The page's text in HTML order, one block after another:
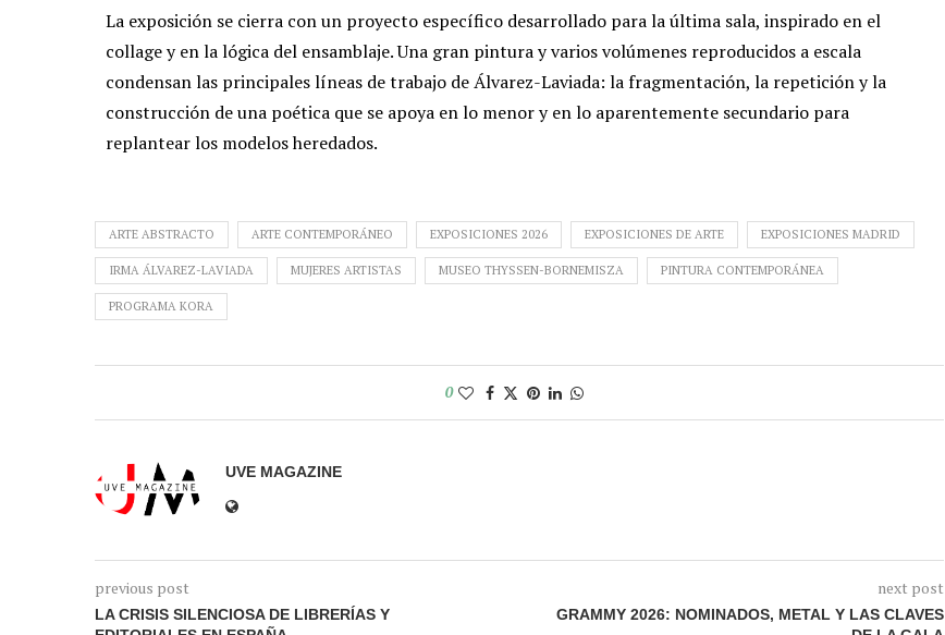
La exposición se cierra con un proyecto específico desarrollado para la última sala, inspirado en el
collage y en la lógica del ensamblaje. Una gran pintura y varios volúmenes reproducidos a escala
condensan las principales líneas de trabajo de Álvarez-Laviada: la fragmentación, la repetición y la
construcción de una poética que se apoya en lo menor y en lo aparentemente secundario para
replantear los modelos heredados.
ARTE ABSTRACTO ARTE CONTEMPORÁNEO EXPOSICIONES 2026 EXPOSICIONES DE ARTE EXPOSICIONES MADRID
IRMA ÁLVAREZ-LAVIADA MUJERES ARTISTAS MUSEO THYSSEN-BORNEMISZA PINTURA CONTEMPORÁNEA
PROGRAMA KORA
0
UVE MAGAZINE
previous post
LA CRISIS SILENCIOSA DE LIBRERÍAS Y
next post
GRAMMY 2026: NOMINADOS, METAL Y LAS CLAVES